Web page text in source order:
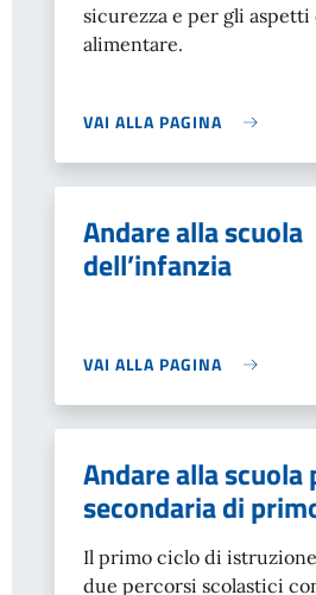
sicurezza e per gli
alimentare.
VAI ALLA PAGINA
Andare alla scuola
dell’infanzia
VAI ALLA PAGINA
Andare alla scuola
secondaria di
Il primo ciclo di
due percorsi scolastici